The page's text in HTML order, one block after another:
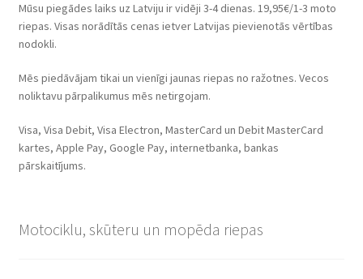
Mūsu piegādes laiks uz Latviju ir vidēji 3-4 dienas. 19,95€/1-3 moto
riepas. Visas norādītās cenas ietver Latvijas pievienotās vērtības
nodokli.
Mēs piedāvājam tikai un vienīgi jaunas riepas no ražotnes. Vecos
noliktavu pārpalikumus mēs netirgojam.
Visa, Visa Debit, Visa Electron, MasterCard un Debit MasterCard
kartes, Apple Pay, Google Pay, internetbanka, bankas
pārskaitījums.
Motociklu, skūteru un mopēda riepas